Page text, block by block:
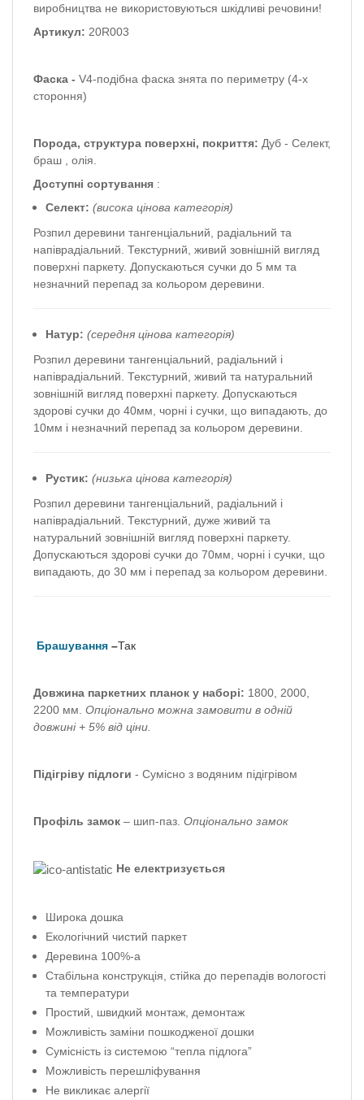
виробництва не використовуються шкідливі речовини!
Артикул: 20R003
Фаска - V4-подібна фаска знята по периметру (4-х
стороння)
Порода, структура поверхні, покриття: Дуб - Селект,
браш
олія.
Доступні сортування :
Селект: (висока цінова категорія)
Розпил деревини тангенціальний, радіальний та
напіврадіальний. Текстурний, живий зовнішній вигляд
поверхні паркету. Допускаються сучки до 5 мм та
незначний перепад за кольором деревини.
Натур: (середня цінова категорія)
Розпил деревини тангенціальний, радіальний і
напіврадіальний. Текстурний, живий та натуральний
зовнішній вигляд поверхні паркету. Допускаються
здорові сучки до 40мм, чорні і сучки, що випадають, до
10мм і незначний перепад за кольором деревини.
Рустик: (низька цінова категорія)
Розпил деревини тангенціальний, радіальний і
напіврадіальний. Текстурний, дуже живий та
натуральний зовнішній вигляд поверхні паркету.
Допускаються здорові сучки до 70мм, чорні і сучки, що
випадають, до 30 мм і перепад за кольором деревини.
Брашування –Так
Довжина паркетних планок у наборі: 1800, 2000,
2200 мм. Опціонально можна замовити в одній
довжині + 5% від ціни.
Підігріву підлоги - Сумісно з водяним підігрівом
Профіль замок – шип-паз. Опціонально замок
Не електризується
Широка дошка
Екологічний чистий паркет
Деревина 100%-а
Стабільна конструкція, стійка до перепадів вологості
та температури
Простий, швидкий монтаж, демонтаж
Можливість заміни пошкодженої дошки
Сумісність із системою “тепла підлога”
Можливість перешліфування
Не викликає алергії